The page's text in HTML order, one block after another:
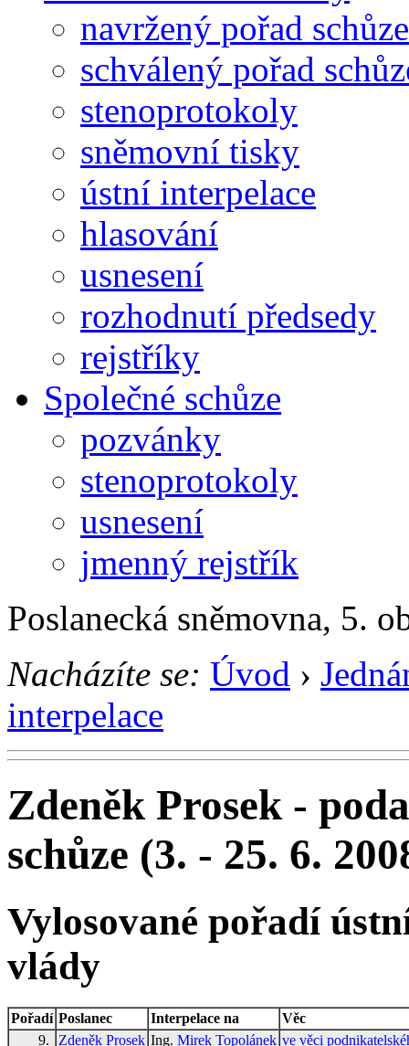
navržený pořad schůze
schválený pořad
stenoprotokoly
sněmovní tisky
ústní interpelace
hlasování
usnesení
rozhodnutí předsedy
rejstříky
Společné schůze
pozvánky
stenoprotokoly
usnesení
jmenný rejstřík
Poslanecká sněmovna, 5.
Nacházíte se: Úvod ›
interpelace
Zdeněk Prosek -
schůze (3. - 25. 6.
Vylosované pořadí
vlády
Pořadí Poslanec Interpelace na
Věc
9.
Zdeněk Prosek Ing. Mirek Topolánek ve věci